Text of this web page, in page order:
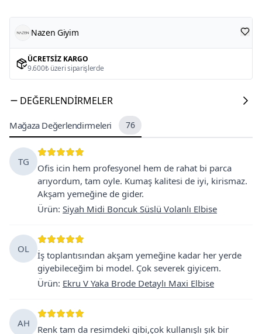
Nazen Giyim
ÜCRETSIZ KARGO
9.600₺ üzeri siparişlerde
DEĞERLENDIRMELER
Mağaza Değerlendirmeleri 76
TG
Ofis icin hem profesyonel hem de rahat bi parca
arıyordum, tam oyle. Kumaş kalitesi de iyi, kirismaz.
Akşam yemeğine de gider.
Ürün: Siyah Midi Boncuk Süslü Volanlı Elbise
OL
İş toplantısından akşam yemeğine kadar her yerde
giyebileceğim bi model. Çok severek giyicem.
Ürün: Ekru V Yaka Brode Detaylı Maxi Elbise
AH
Renk tam da resimdeki gibi,çok kullanışlı şık bir